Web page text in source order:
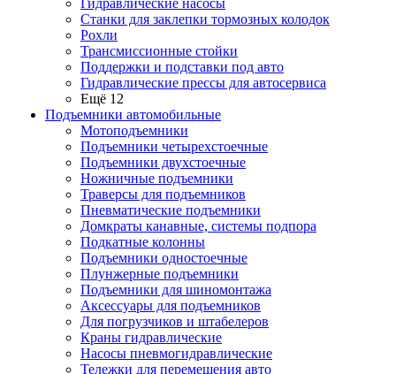
Гидравлические насосы
Cтанки для заклепки тормозных колодок
Рохли
Трансмиссионные стойки
Поддержки и подставки под авто
Гидравлические прессы для автосервиса
Ещё 12
Подъемники автомобильные
Мотоподъемники
Подъемники четырехстоечные
Подъемники двухстоечные
Ножничные подъемники
Траверсы для подъемников
Пневматические подъемники
Домкраты канавные, системы подпора
Подкатные колонны
Подъемники одностоечные
Плунжерные подъемники
Подъемники для шиномонтажа
Аксессуары для подъемников
Для погрузчиков и штабелеров
Краны гидравлические
Насосы пневмогидравлические
Тележки для перемещения авто